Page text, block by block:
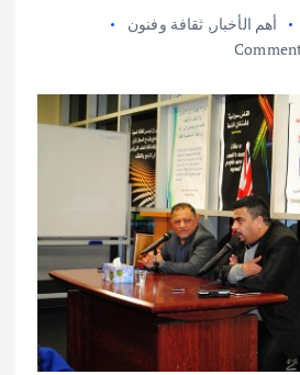
أهم الأخبار, ثقافة وفنون